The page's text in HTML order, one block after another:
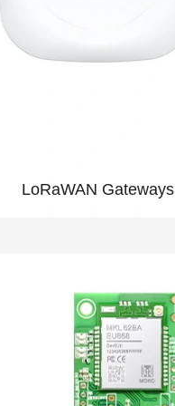
LoRaWAN Gateways